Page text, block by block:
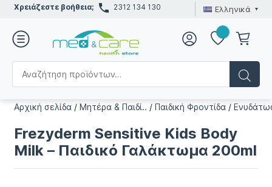
Χρειάζεστε βοήθεια; 2312 134 130 Ελληνικά
Αρχική σελίδα /Μητέρα & Παιδί.. /Παιδική Φροντίδα /
Frezyderm Sensitive Kids Body
Milk – Παιδικό Γαλάκτωμα 200ml